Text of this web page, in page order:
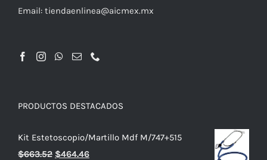
Email: tiendaenlinea@aicmex.mx
PRODUCTOS DESTACADOS
Kit Estetoscopio/Martillo Mdf M/747+515
$663.52 El
$464.46El